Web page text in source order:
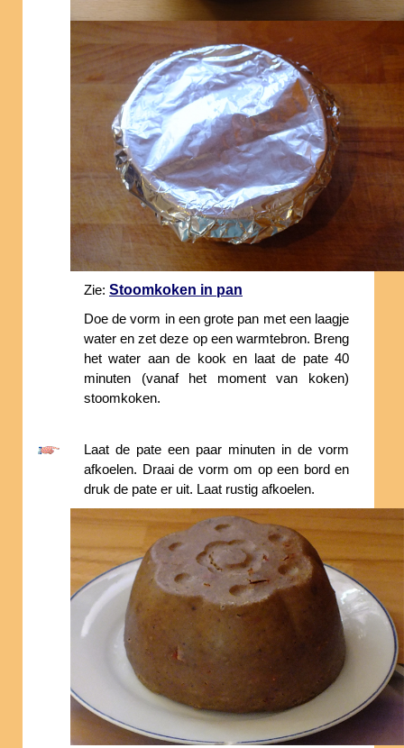
Zie: Stoomkoken in pan
Doe de vorm in een grote pan met een laagje
water en zet deze op een warmtebron. Breng
het water aan de kook en laat de pate 40
minuten (vanaf het moment van koken)
stoomkoken.
Laat de pate een paar minuten in de vorm
afkoelen. Draai de vorm om op een bord en
druk de pate er uit. Laat rustig afkoelen.